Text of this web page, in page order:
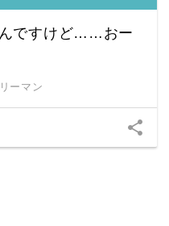
んですけど……おー
ーマン
share